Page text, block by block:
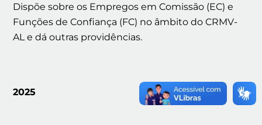
Dispõe sobre os Empregos em Comissão (EC) e
Funções de Confiança (FC) no âmbito do CRMV-
AL e dá outras providências.
2025